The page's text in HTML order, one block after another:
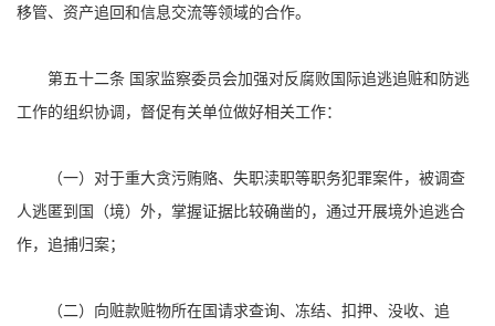
移管、资产追回和信息交流等领域的合作。
第五十二条 国家监察委员会加强对反腐败国际追逃追赃和防逃
工作的组织协调，督促有关单位做好相关工作：
（一）对于重大贪污贿赂、失职渎职等职务犯罪案件，被调查
人逃匿到国（境）外，掌握证据比较确凿的，通过开展境外追逃合
作，追捕归案；
（二）向赃款赃物所在国请求查询、冻结、扣押、没收、追